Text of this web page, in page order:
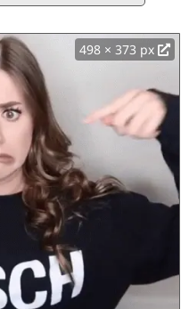
498 × 373 px